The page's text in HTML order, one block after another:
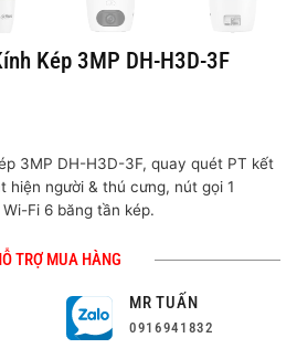
Kép 3MP DH-H3D-3F
3MP DH-H3D-3F, quay quét PT kết
hiện người & thú cưng, nút gọi 1
Fi 6 băng tần kép.
TRỢ MUA HÀNG
MR TUẤN
0916941832